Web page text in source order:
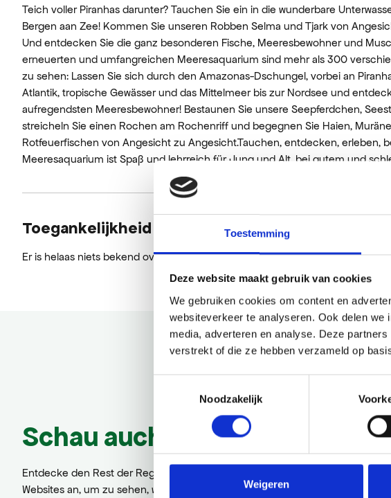
Toestemming
Deze website maakt gebruik van cookies
We gebruiken cookies om content en
websiteverkeer te analyseren. Ook delen
media, adverteren en analyse. Deze
verstrekt of die ze hebben verzameld op
Noodzakelijk
Weigeren
Teich voller Piranhas darunter? Tauchen Sie ein in die wunderbare
Bergen aan Zee! Kommen Sie unseren Robben Selma und Tjark von
Und entdecken Sie die ganz besonderen Fische, Meeresbewohner und
erneuerten und umfangreichen Meeresaquarium sind mehr als 300
zu sehen: Lassen Sie sich durch den Amazonas-Dschungel, vorbei an
Atlantik, tropische Gewässer und das Mittelmeer bis zur Nordsee und
aufregendsten Meeresbewohner! Bestaunen Sie unsere Seepferdchen,
streicheln Sie einen Rochen am Rochenriff und begegnen Sie Haien,
Rotfeuerfischen von Angesicht zu Angesicht.Tauchen, entdecken, erleben,
Meeresaquarium ist Spaß und lehrreich für Jung und Alt, bei gutem und
Toegankelijkheid
Er is helaas niets bekend over de toegankelijkheid.
Schau auch mal
Entdecke den Rest der Region! Schau dir die anderen
Websites an, um zu sehen, was diese wunderschöne